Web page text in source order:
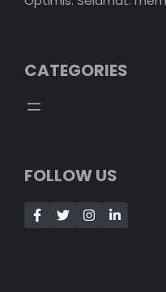
CATEGORIES
FOLLOW US